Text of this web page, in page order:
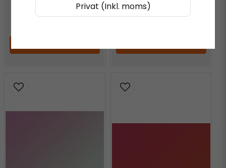
745 kr/ Meter 745 kr/ Meter
Privat (Inkl. moms)